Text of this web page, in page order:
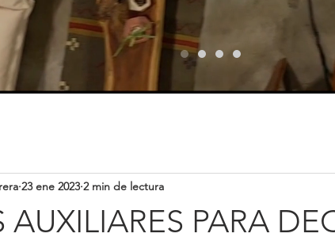
AUXILIARES PARA
23 ene 2023 2 min de lectura